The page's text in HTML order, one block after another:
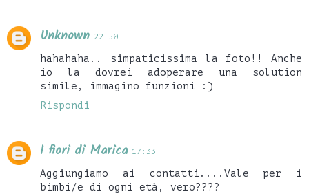
Unknown 22:50
hahahaha.. simpaticissima la foto!! Anche
io la dovrei adoperare una solution
simile, immagino funzioni :)
Rispondi
I fiori di Marica 17:33
Aggiungiamo ai contatti....Vale per i
bimbi/e di ogni età, vero????